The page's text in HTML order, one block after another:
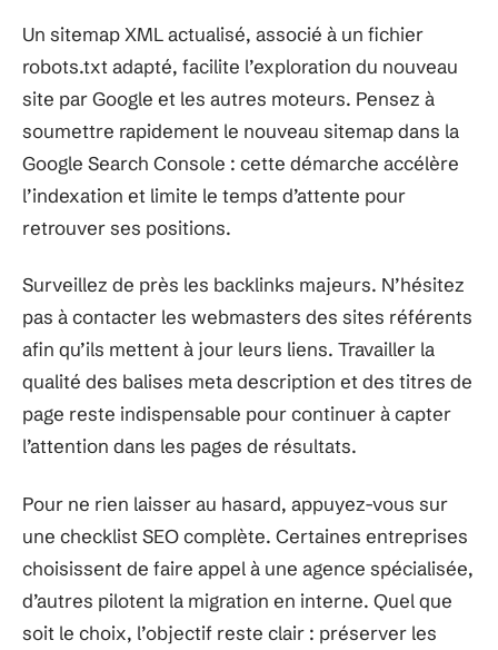
Un sitemap XML actualisé, associé à un fichier
robots.txt adapté, facilite l’exploration du nouveau
site par Google et les autres moteurs. Pensez à
soumettre rapidement le nouveau sitemap dans la
Google Search Console : cette démarche accélère
l’indexation et limite le temps d’attente pour
retrouver ses positions.
Surveillez de près les backlinks majeurs. N’hésitez
pas à contacter les webmasters des sites référents
afin qu’ils mettent à jour leurs liens. Travailler la
qualité des balises meta description et des titres de
page reste indispensable pour continuer à capter
l’attention dans les pages de résultats.
Pour ne rien laisser au hasard, appuyez-vous sur
une checklist SEO complète. Certaines entreprises
choisissent de faire appel à une agence spécialisée,
d’autres pilotent la migration en interne. Quel que
soit le choix, l’objectif reste clair : préserver les